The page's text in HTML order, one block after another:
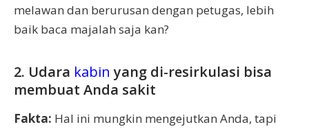
melawan dan berurusan dengan petugas, lebih
baik baca majalah saja kan?
2. Udara kabin yang di-resirkulasi bisa
membuat Anda sakit
Fakta: Hal ini mungkin mengejutkan Anda, tapi